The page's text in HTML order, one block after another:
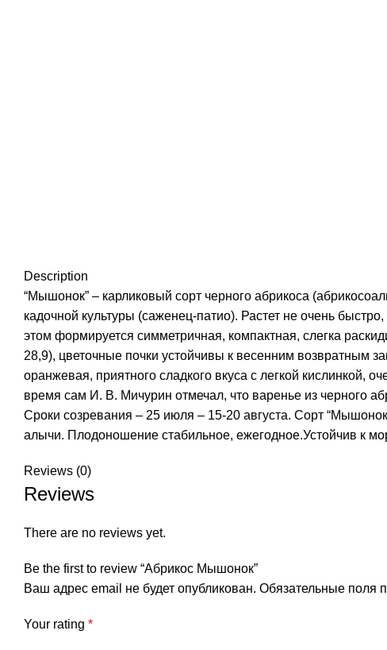
Description
“Мышонок” – карликовый сорт черного абрикоса
кадочной культуры (саженец-патио). Растет не очень
этом формируется симметричная, компактная, слегка
28,9), цветочные почки устойчивы к весенним возвратным
оранжевая, приятного сладкого вкуса с легкой кислинкой,
время сам И. В. Мичурин отмечал, что варенье из черного
Сроки созревания – 25 июля – 15-20 августа. Сорт
алычи. Плодоношение стабильное, ежегодное.Устойчив к
Reviews (0)
Reviews
There are no reviews yet.
Be the first to review “Абрикос Мышонок”
Ваш адрес email не будет опубликован. Обязательные поля
Your rating *